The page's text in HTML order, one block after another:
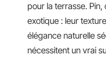
pour la terrasse.
exotique : leur
élégance naturelle
nécessitent un vrai